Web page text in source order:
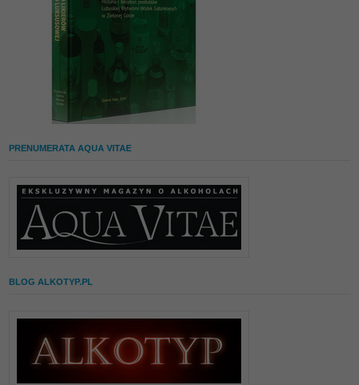
PRENUMERATA AQUA VITAE
BLOG ALKOTYP.PL